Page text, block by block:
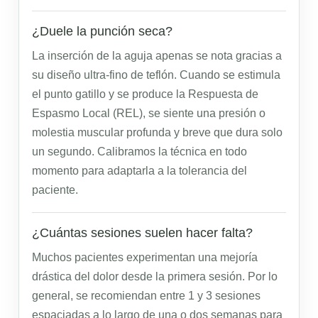
¿Duele la punción seca?
La inserción de la aguja apenas se nota gracias a
su diseño ultra-fino de teflón. Cuando se estimula
el punto gatillo y se produce la Respuesta de
Espasmo Local (REL), se siente una presión o
molestia muscular profunda y breve que dura solo
un segundo. Calibramos la técnica en todo
momento para adaptarla a la tolerancia del
paciente.
¿Cuántas sesiones suelen hacer falta?
Muchos pacientes experimentan una mejoría
drástica del dolor desde la primera sesión. Por lo
general, se recomiendan entre 1 y 3 sesiones
espaciadas a lo largo de una o dos semanas para